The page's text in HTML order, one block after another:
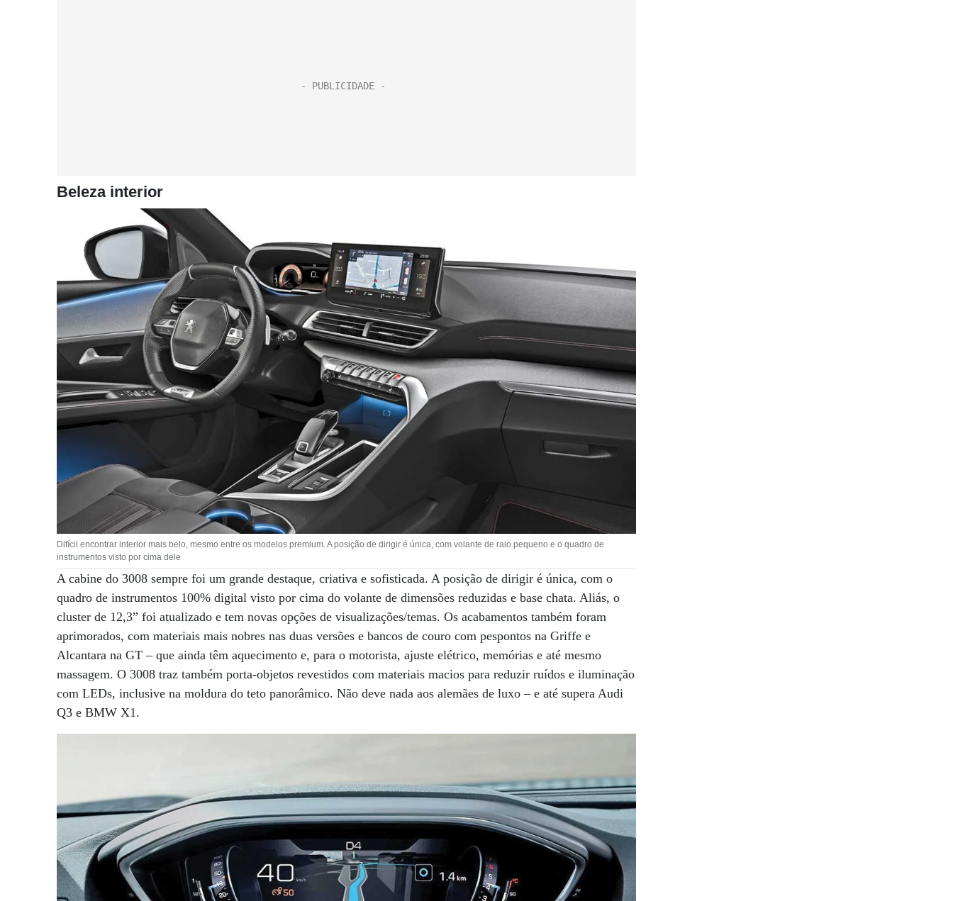
Beleza interior
Difícil encontrar interior mais belo, mesmo entre os modelos premium. A posição de dirigir é única, com volante de raio pequeno e o quadro de
instrumentos visto por cima dele
A cabine do 3008 sempre foi um grande destaque, criativa e sofisticada. A posição de dirigir é única, com o
quadro de instrumentos 100% digital visto por cima do volante de dimensões reduzidas e base chata. Aliás, o
cluster de 12,3” foi atualizado e tem novas opções de visualizações/temas. Os acabamentos também foram
aprimorados, com materiais mais nobres nas duas versões e bancos de couro com pespontos na Griffe e
Alcantara na GT – que ainda têm aquecimento e, para o motorista, ajuste elétrico, memórias e até mesmo
massagem. O 3008 traz também porta-objetos revestidos com materiais macios para reduzir ruídos e iluminação
com LEDs, inclusive na moldura do teto panorâmico. Não deve nada aos alemães de luxo – e até supera Audi
Q3 e BMW X1.